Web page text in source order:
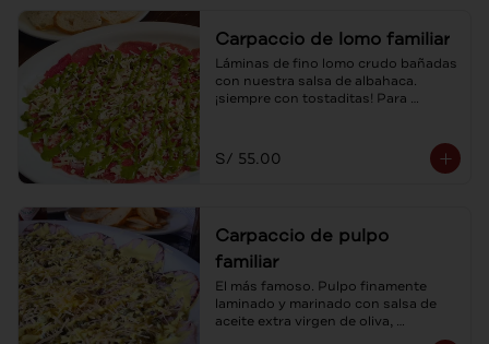
Carpaccio de lomo familiar
Láminas de fino lomo crudo bañadas
con nuestra salsa de albahaca.
¡siempre con tostaditas! Para
S/ 55.00
Carpaccio de pulpo
familiar
El más famoso. Pulpo finamente
laminado y marinado con salsa de
aceite extra virgen de oliva,